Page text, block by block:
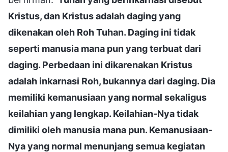
Kristus, dan Kristus adalah daging yang
dikenakan oleh Roh Tuhan. Daging ini tidak
seperti manusia mana pun yang terbuat dari
daging. Perbedaan ini dikarenakan Kristus
adalah inkarnasi Roh, bukannya dari daging. Dia
memiliki kemanusiaan yang normal sekaligus
keilahian yang lengkap. Keilahian-Nya tidak
dimiliki oleh manusia mana pun. Kemanusiaan-
Nya yang normal menunjang semua kegiatan